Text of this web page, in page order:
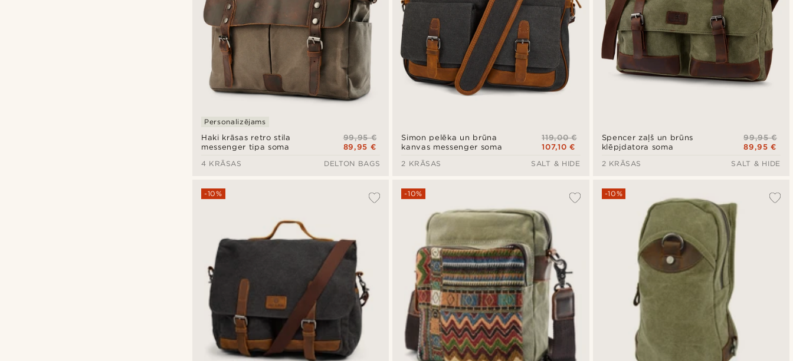
Haki krāsas retro stila
messenger tipa soma
Personalizējams
99,95 €
89,95 €
4 KRĀSAS
DELTON BAGS
Simon pelēka un brūna
kanvas messenger soma
119,00 €
107,10 €
2 KRĀSAS
SALT & HIDE
Spencer zaļš un brūns
klēpjdatora soma
99,95 €
89,95 €
2 KRĀSAS
SALT & HIDE
-10% -10% -10%